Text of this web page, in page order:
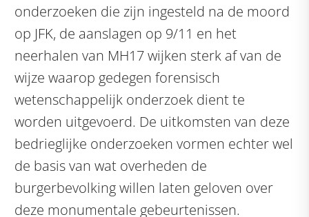
onderzoeken die zijn ingesteld na de moord
op JFK, de aanslagen op 9/11 en het
neerhalen van MH17 wijken sterk af van de
wijze waarop gedegen forensisch
wetenschappelijk onderzoek dient te
worden uitgevoerd. De uitkomsten van deze
bedrieglijke onderzoeken vormen echter wel
de basis van wat overheden de
burgerbevolking willen laten geloven over
deze monumentale gebeurtenissen.